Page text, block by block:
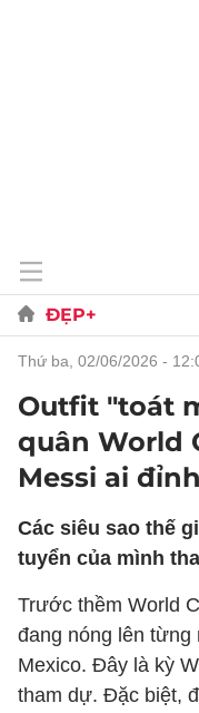
ĐẸP+
thứ ba, 02/06/2026 -
Outfit "toát
quân World
Messi ai
Các siêu sao thế
tuyển của mình
Trước thềm World
đang nóng lên từng
Mexico. Đây là kỳ
tham dự. Đặc biệt,